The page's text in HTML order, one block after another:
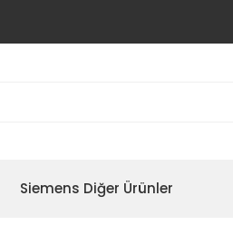
Siemens Diğer Ürünler